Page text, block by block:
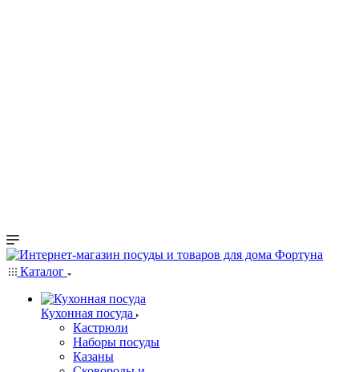
Каталог
Кухонная посуда
Кастрюли
Наборы посуды
Казаны